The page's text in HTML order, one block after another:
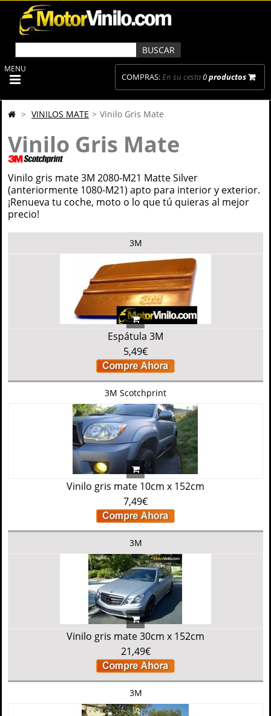
COMPRAS:En su cesta0productos
MENU
> VINILOS MATE > Vinilo Gris Mate
Vinilo Gris Mate
Vinilo gris mate 3M 2080-M21 Matte Silver
(anteriormente 1080-M21) apto para interior y exterior.
¡Renueva tu coche, moto o lo que tú quieras al mejor
precio!
3M
Espátula 3M
5,49€
3M Scotchprint
Vinilo gris mate 10cm x 152cm
7,49€
3M
Vinilo gris mate 30cm x 152cm
21,49€
3M